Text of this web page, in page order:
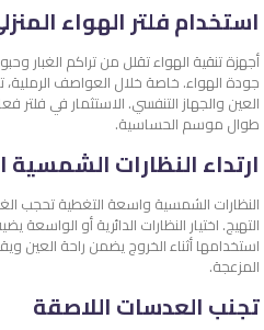
استخدام فلتر الهواء
أجهزة تنقية الهواء تقلل من تراكم الغبار
جودة الهواء. خاصة خلال العواصف
العين والجهاز التنفسي. الاستثمار في
طوال موسم الحساسية.
ارتداء النظارات الشمسية
النظارات الشمسية واسعة التغطية تحجب
التهيج. اختيار النظارات الدائرية أو
استخدامها أثناء الخروج يضمن راحة العين
المزعجة.
تجنب العدسات اللاصقة